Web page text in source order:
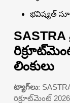
భవిష్యత్
లింకులు
ట్యాగ్‌లు:
రిక్రూట్‌మెంట్